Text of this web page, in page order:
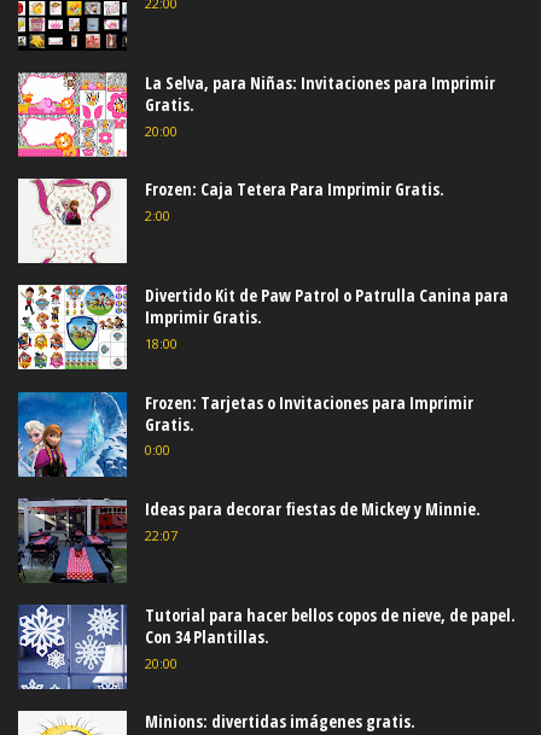
La Selva, para Niñas: Invitaciones para Imprimir
Gratis.
20:00
Frozen: Caja Tetera Para Imprimir Gratis.
2:00
Divertido Kit de Paw Patrol o Patrulla Canina para
Imprimir Gratis.
18:00
Frozen: Tarjetas o Invitaciones para Imprimir
Gratis.
0:00
Ideas para decorar fiestas de Mickey y Minnie.
22:07
Tutorial para hacer bellos copos de nieve, de papel.
Con 34 Plantillas.
20:00
Minions: divertidas imágenes gratis.